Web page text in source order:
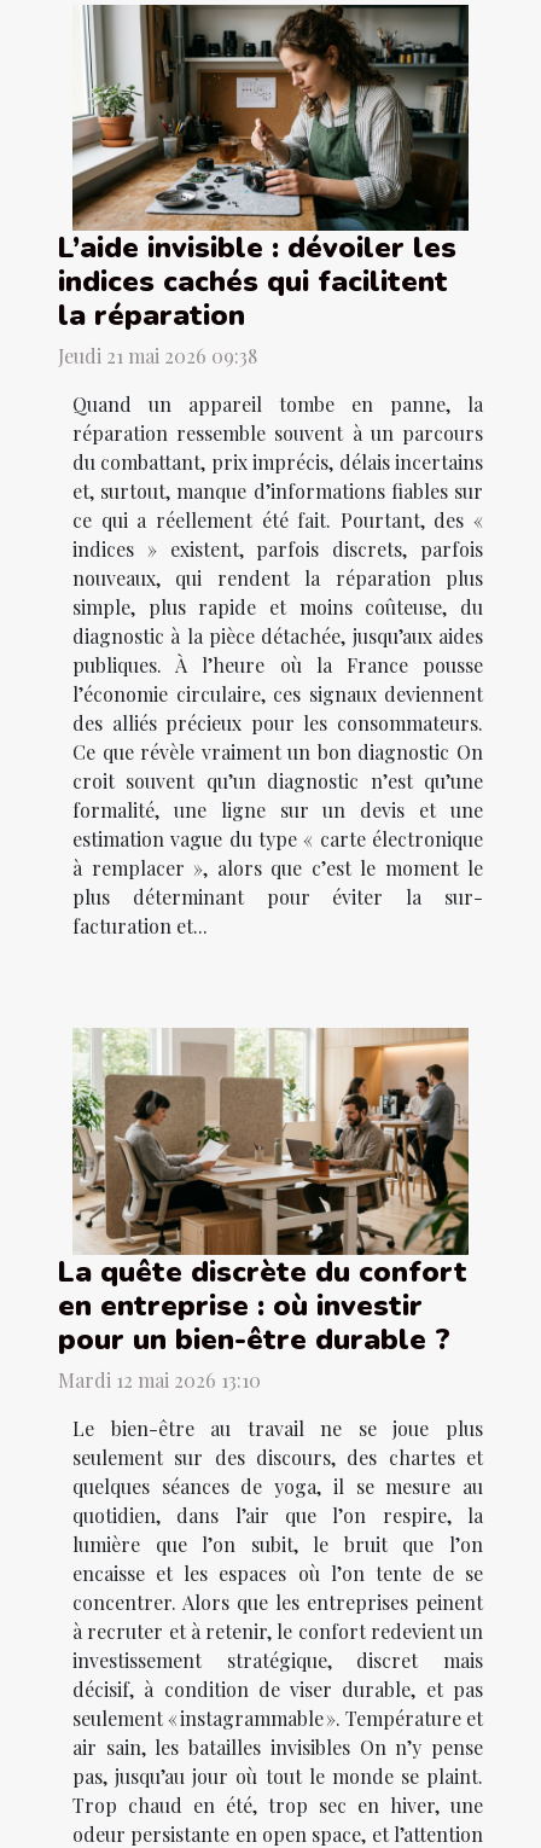
L’aide invisible : dévoiler les
indices cachés qui facilitent
la réparation
Jeudi 21 mai 2026 09:38
Quand un appareil tombe en panne, la
réparation ressemble souvent à un parcours
du combattant, prix imprécis, délais incertains
et, surtout, manque d’informations fiables sur
ce qui a réellement été fait. Pourtant, des «
indices » existent, parfois discrets, parfois
nouveaux, qui rendent la réparation plus
simple, plus rapide et moins coûteuse, du
diagnostic à la pièce détachée, jusqu’aux aides
publiques. À l’heure où la France pousse
l’économie circulaire, ces signaux deviennent
des alliés précieux pour les consommateurs.
Ce que révèle vraiment un bon diagnostic On
croit souvent qu’un diagnostic n’est qu’une
formalité, une ligne sur un devis et une
estimation vague du type « carte électronique
à remplacer », alors que c’est le moment le
plus déterminant pour éviter la sur-
facturation et...
La quête discrète du confort
en entreprise : où investir
pour un bien-être durable ?
Mardi 12 mai 2026 13:10
Le bien-être au travail ne se joue plus
seulement sur des discours, des chartes et
quelques séances de yoga, il se mesure au
quotidien, dans l’air que l’on respire, la
lumière que l’on subit, le bruit que l’on
encaisse et les espaces où l’on tente de se
concentrer. Alors que les entreprises peinent
à recruter et à retenir, le confort redevient un
investissement stratégique, discret mais
décisif, à condition de viser durable, et pas
seulement « instagrammable ». Température et
air sain, les batailles invisibles On n’y pense
pas, jusqu’au jour où tout le monde se plaint.
Trop chaud en été, trop sec en hiver, une
odeur persistante en open space, et l’attention